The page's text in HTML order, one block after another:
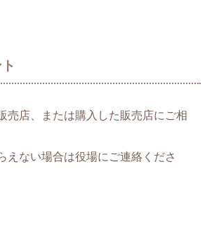
売店、または購入した販売店にご相
えない場合は役場にご連絡くださ